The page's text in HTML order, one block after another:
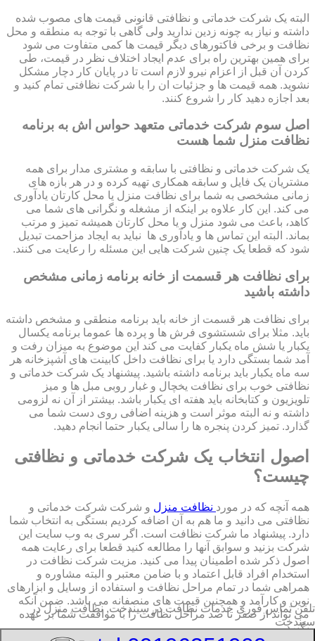
البته یک شرکت خدماتی و نظافتی قانونی قیمت های مصوب شده
داشته و نیاز به چونه زدین ندارید ولی گاهی با توجه به منطقه و محل
نظافت و برخی فاکتورهای دیگر قیمت ها کمی متفاوت می شود
برای همین بهترین راه برای عدم ایجاد اختلاف نظر در قیمت، طی
کردن آن قبل از اعزام نیرو لازم است تا در پایان کار دچار مشکل
نشوید. همه قیمت ها و جزئیات ان را با شرکت نظافتی تمام کنید و
بعد اجازه دهید کار را شروع کنند.
اصل سوم شرکت خدماتی متعهد حواس اش به برنامه
نظافت منزل شما هست
یک شرکت خدماتی و نظافتی با سابقه و مشتری مدار برای همه
مشتریان یک فایل و سابقه همکاری تهیه کرده و در هر بازه های
زمانی مشخصی به شما برای نظافت منزل یا محل کارتان یادآوری
می کند. این کار علاوه بر اینکه از مشغله و نگرانی های شما می
کاهد، باعث می شود منزل و یا محل کارتان همیشه تمیز و مرتب
بماند. البته این تماس ها و یادآوری ها نباید به ایجاد مزاحمت تبدیل
شود که قطعا یک چنین شرکت هایی این مسئله را رعایت می کنند.
برای نظافت هر قسمت از خانه برنامه زمانی مشخص
داشته باشید
برای نظافت هر قسمت از خانه باید برنامه منطقی و مشخص داشته
باید. مثلا برای شستشوی فرش ها و پرده ها عموما برنامه یکسال
یکبار یا شش ماه یکبار کفایت می کند این موضوع به میزان رفت و
آمد شما بستگی دارد یا برای نظافت داخل کابینت های آشپزخانه هر
سه ماه یکبار باید برنامه داشته باشید. پیشنهاد یک شرکت خدماتی و
نظافتی خوب برای نظافت یخچال و غبار روبی مبل ها و میز
تلویزیون و کتابخانه باید هفته ای یکبار باشد. بیشتر از آن نه لزومی
داشته و نه البته موثر است و هزینه اضافی روی دست شما می
گذارد. تمیز کردن پنجره ها را سالی یکبار حتما انجام دهید.
اصول انتخاب یک شرکت خدماتی و نظافتی
چیست؟
همه آنچه که در مورد نظافت منزل و شرکت شرکت خدماتی و
نظافتی می دانید و ما هم به آن اضافه کردیم بستگی به انتخاب شما
دارد. پیشنهاد ما شرکت نظافت است. اگر سری به وب سایت این
شرکت بزنید و سوابق آنها را مطالعه کنید قطعا برای رعایت همه
اصول ذکر شده اطمینان پیدا می کنید. مزیت شرکت نظافت در
استخدام افراد قابل اعتماد و با ضامن معتبر و البته مشاوره و
همراهی شما در تمام مراحل نظافت و استفاده از وسایل و ابزارهای
نوین و کارآمد و همچنین قیمت های منصفانه می باشد. ضمن آنکه
می تواند از صفر تا صد مراحل نظافت را با موافقت شما بر عهده
بگیرد.
تلفن تماس فوریخدمات نظافت در سیندخت, نظافت منزل در
سیندخت